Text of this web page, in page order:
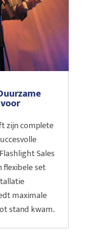
zijn complete
Sales
flexibele set
maximale
stand kwam.